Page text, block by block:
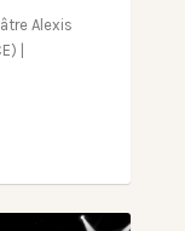
Alexis
|